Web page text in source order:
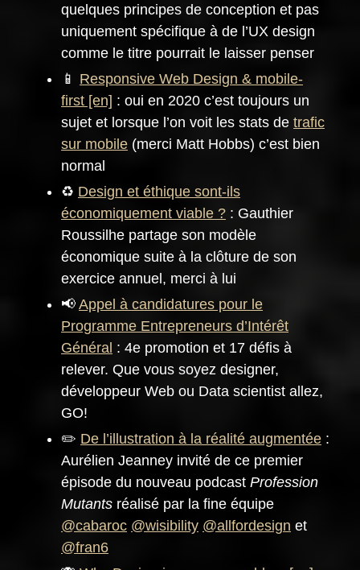
quelques principes de conception et pas
uniquement spécifique à de l’UX design
comme le titre pourrait le laisser penser
📱 Responsive Web Design & mobile-
first
: oui en 2020 c’est toujours un
sujet et lorsque l’on voit les stats de trafic
sur mobile (merci Matt Hobbs) c’est bien
normal
♻️ Design et éthique sont-ils
économiquement viable ? : Gauthier
Roussilhe partage son modèle
économique suite à la clôture de son
exercice annuel, merci à lui
📢 Appel à candidatures pour le
Programme Entrepreneurs d’Intérêt
Général : 4e promotion et 17 défis à
relever. Que vous soyez designer,
développeur Web ou Data scientist allez,
GO!
✏️ De l’illustration à la réalité augmentée :
Aurélien Jeanney invité de ce premier
épisode du nouveau podcast Profession
Mutants réalisé par la fine équipe
@cabaroc @wisibility @allfordesign et
@fran6